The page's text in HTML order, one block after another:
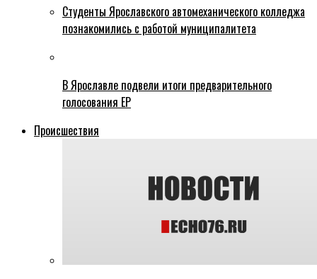
Студенты Ярославского автомеханического колледжа
познакомились с работой муниципалитета
В Ярославле подвели итоги предварительного
голосования ЕР
Происшествия